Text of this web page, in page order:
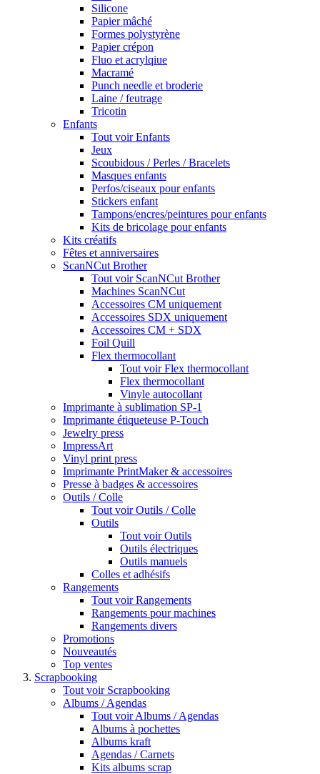
Silicone
Papier mâché
Formes polystyrène
Papier crépon
Fluo et acrylqiue
Macramé
Punch needle et broderie
Laine / feutrage
Tricotin
Enfants
Tout voir Enfants
Jeux
Scoubidous / Perles / Bracelets
Masques enfants
Perfos/ciseaux pour enfants
Stickers enfant
Tampons/encres/peintures pour enfants
Kits de bricolage pour enfants
Kits créatifs
Fêtes et anniversaires
ScanNCut Brother
Tout voir ScanNCut Brother
Machines ScanNCut
Accessoires CM uniquement
Accessoires SDX uniquement
Accessoires CM + SDX
Foil Quill
Flex thermocollant
Tout voir Flex thermocollant
Flex thermocollant
Vinyle autocollant
Imprimante à sublimation SP-1
Imprimante étiqueteuse P-Touch
Jewelry press
ImpressArt
Vinyl print press
Imprimante PrintMaker & accessoires
Presse à badges & accessoires
Outils / Colle
Tout voir Outils / Colle
Outils
Tout voir Outils
Outils électriques
Outils manuels
Colles et adhésifs
Rangements
Tout voir Rangements
Rangements pour machines
Rangements divers
Promotions
Nouveautés
Top ventes
Scrapbooking
Tout voir Scrapbooking
Albums / Agendas
Tout voir Albums / Agendas
Albums à pochettes
Albums kraft
Agendas / Carnets
Kits albums scrap